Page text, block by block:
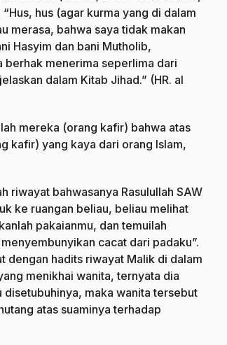
hus (agar kurma yang di dalam
merasa, bahwa saya tidak makan
Hasyim dan bani Mutholib,
berhak menerima seperlima dari
dalam Kitab Jihad.” (HR. al
mereka (orang kafir) bahwa atas
kafir) yang kaya dari orang Islam,
riwayat bahwasanya Rasulullah SAW
ke ruangan beliau, beliau melihat
pakaianmu, dan temuilah
cacat dari padaku”.
dengan hadits riwayat Malik di dalam
menikhai wanita, ternyata dia
disetubuhinya, maka wanita tersebut
atas suaminya terhadap